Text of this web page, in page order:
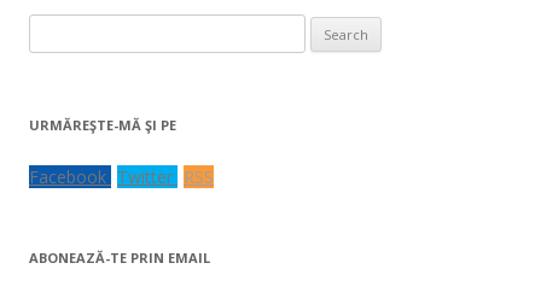
for:
URMĂREŞTE-MĂ ŞI PE
Facebook Twitter RSS
ABONEAZĂ-TE PRIN EMAIL